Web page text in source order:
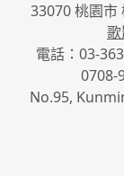
33070 桃園市
歌
電話：03-
0708-
No.95,